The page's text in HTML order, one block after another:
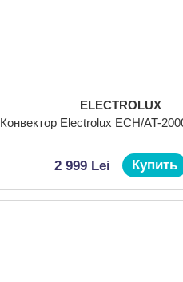
ELECTROLUX
Конвектор Electrolux ECH/AT-
2 999 Lei Купить